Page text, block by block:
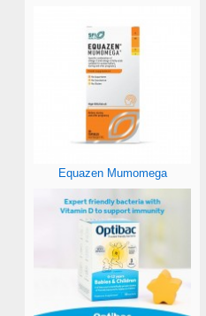
Equazen Mumomega